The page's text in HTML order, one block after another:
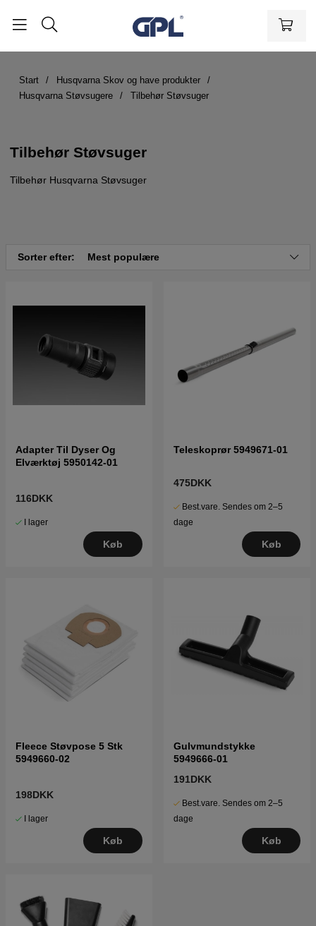
Start
Husqvarna Skov og have produkter
Husqvarna Støvsugere
Tilbehør Støvsuger
Tilbehør Støvsuger
Tilbehør Husqvarna Støvsuger
Sorter efter: Mest populære
Adapter Til Dyser Og
Elværktøj 5950142-01
116DKK
I lager
Køb
Teleskoprør 5949671-01
475DKK
Best.vare. Sendes om 2–5
dage
Køb
Fleece Støvpose 5 Stk
5949660-02
198DKK
I lager
Køb
Gulvmundstykke
5949666-01
191DKK
Best.vare. Sendes om 2–5
dage
Køb